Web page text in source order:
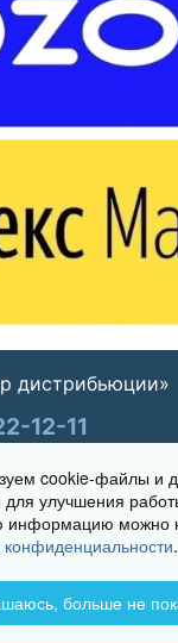
дистрибьюции»
12-11
ул. Щорса 7, офис
пт 09:00 - 18:00
Обратный
покупателей:
товара
cookie-файлы и
для улучшения
информацию можно
конфиденциальности.
больше не